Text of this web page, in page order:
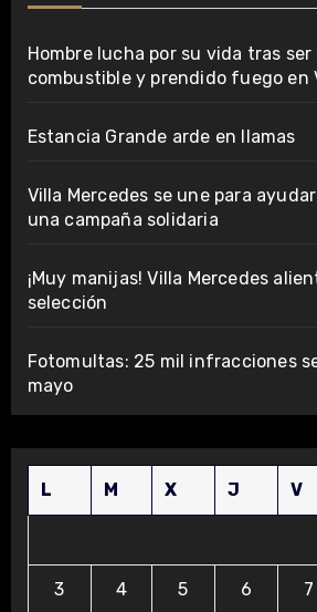
Hombre lucha por su vida tras
combustible y prendido fuego en
Estancia Grande arde en llamas
Villa Mercedes se une para
una campaña solidaria
¡Muy manijas! Villa Mercedes
selección
Fotomultas: 25 mil infracciones
mayo
L M X J V
3 4 5 6 7